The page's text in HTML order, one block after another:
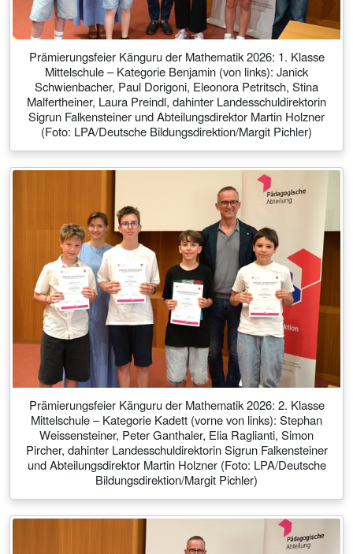
Prämierungsfeier Känguru der Mathematik 2026: 1. Klasse
Mittelschule – Kategorie Benjamin (von links): Janick
Schwienbacher, Paul Dorigoni, Eleonora Petritsch, Stina
Malfertheiner, Laura Preindl, dahinter Landesschuldirektorin
Sigrun Falkensteiner und Abteilungsdirektor Martin Holzner
(Foto: LPA/Deutsche Bildungsdirektion/Margit Pichler)
Prämierungsfeier Känguru der Mathematik 2026: 2. Klasse
Mittelschule – Kategorie Kadett (vorne von links): Stephan
Weissensteiner, Peter Ganthaler, Elia Raglianti, Simon
Pircher, dahinter Landesschuldirektorin Sigrun Falkensteiner
und Abteilungsdirektor Martin Holzner (Foto: LPA/Deutsche
Bildungsdirektion/Margit Pichler)